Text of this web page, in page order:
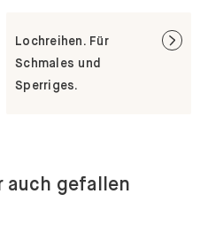
Lochreihen. Für
Schmales und
Sperriges.
auch gefallen